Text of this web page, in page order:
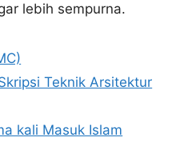
lebih sempurna.
Teknik Arsitektur
kali Masuk Islam